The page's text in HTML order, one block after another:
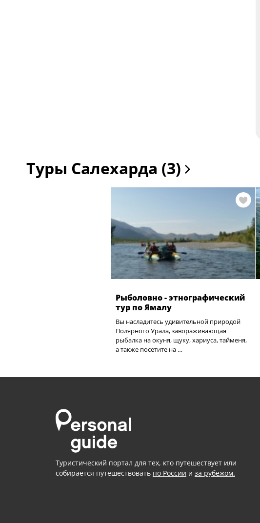
Туры Салехарда (3)
Рыболовно - этнографический
тур по Ямалу
Вы насладитесь удивительной природой
Полярного Урала, завораживающая
рыбалка на окуня, щуку, хариуса, тайменя,
а также посетите на …
Туристический портал для тех, кто путешествует или
собирается путешествовать по России и за рубежом.